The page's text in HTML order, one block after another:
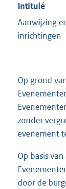
Intitulé
Aanwijzing
inrichtingen
Op grond
zonder
evenement
Op basis
door de